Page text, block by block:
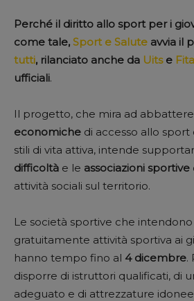
Perché il diritto allo sport per i
come tale, Sport e Salute avvia il
tutti, rilanciato anche da Uitse
ufficiali.
Il progetto, che mira ad
economiche di accesso allo
stili di vita attiva, intende
difficoltà e le associazioni sportive
attività sociali sul territorio.
Le società sportive che
gratuitamente attività sportiva ai
hanno tempo fino al 4 dicembre.
disporre di istruttori qualificati, di
adeguato e di attrezzature